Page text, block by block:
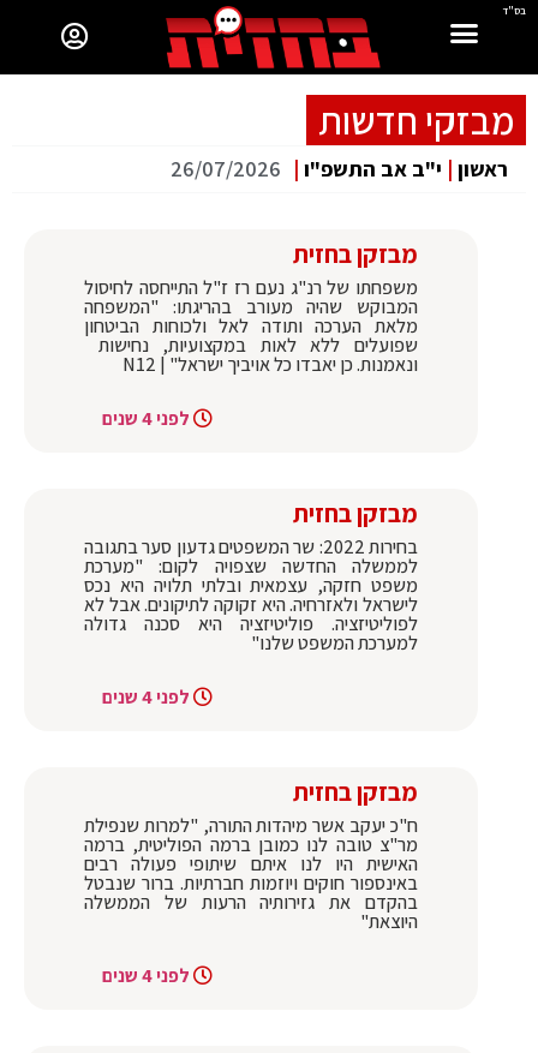
בס"ד
מבזקי חדשות
ראשון | י"ב אב התשפ"ו |
26/07/2026
מבזקן בחזית
משפחתו של רנ"ג נעם רז ז"ל התייחסה לחיסול
המבוקש שהיה מעורב בהריגתו: "המשפחה
מלאת הערכה ותודה לאל ולכוחות הביטחון
שפועלים ללא לאות במקצועיות, נחישות
ונאמנות. כן יאבדו כל אויביך ישראל" | N12
לפני 4 שנים
מבזקן בחזית
בחירות 2022: שר המשפטים גדעון סער בתגובה
לממשלה החדשה שצפויה לקום: "מערכת
משפט חזקה, עצמאית ובלתי תלויה היא נכס
לישראל ולאזרחיה. היא זקוקה לתיקונים. אבל לא
לפוליטיזציה. פוליטיזציה היא סכנה גדולה
למערכת המשפט שלנו"
לפני 4 שנים
מבזקן בחזית
ח"כ יעקב אשר מיהדות התורה, "למרות שנפילת
מר"צ טובה לנו כמובן ברמה הפוליטית, ברמה
האישית היו לנו איתם שיתופי פעולה רבים
באינספור חוקים ויוזמות חברתיות. ברור שנבטל
בהקדם את גזירותיה הרעות של הממשלה
היוצאת"
לפני 4 שנים